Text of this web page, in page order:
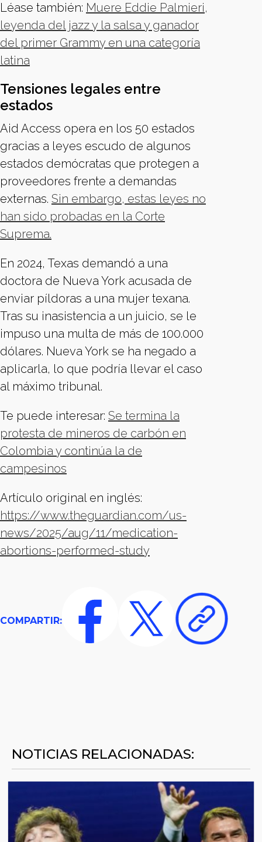
Léase también: Muere Eddie Palmieri,
leyenda del jazz y la salsa y ganador
del primer Grammy en una categoría
latina
Tensiones legales entre
estados
Aid Access opera en los 50 estados
gracias a leyes escudo de algunos
estados demócratas que protegen a
proveedores frente a demandas
externas. Sin embargo, estas leyes no
han sido probadas en la Corte
Suprema.
En 2024, Texas demandó a una
doctora de Nueva York acusada de
enviar píldoras a una mujer texana.
Tras su inasistencia a un juicio, se le
impuso una multa de más de 100.000
dólares. Nueva York se ha negado a
aplicarla, lo que podría llevar el caso
al máximo tribunal.
Te puede interesar: Se termina la
protesta de mineros de carbón en
Colombia y continúa la de
campesinos
Artículo original en inglés:
https://www.theguardian.com/us-
news/2025/aug/11/medication-
abortions-performed-study
COMPARTIR:
NOTICIAS RELACIONADAS: